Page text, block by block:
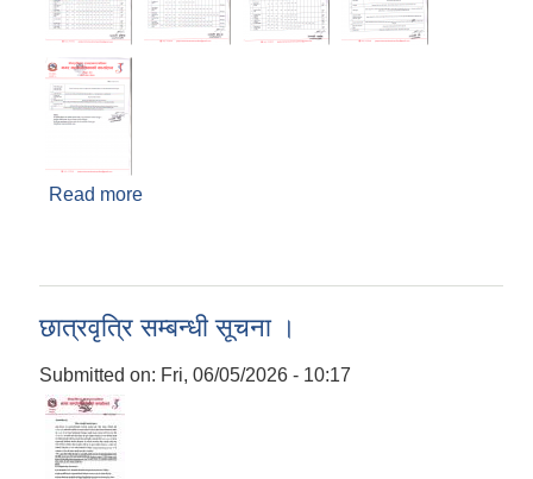
Read more
छात्रवृत्रि सम्बन्धी सूचना ।
Submitted on: Fri, 06/05/2026 - 10:17